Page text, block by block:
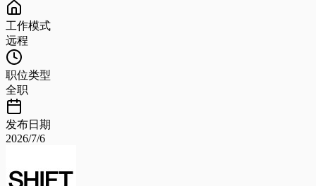
工作模式
远程
职位类型
全职
发布日期
2026/7/6